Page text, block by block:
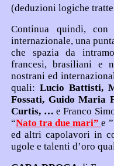
Continua quindi, con grande
internazionale, una puntata che ci offre una scaletta
che spazia da intramontabili successi classici mondiali
francesi, brasiliani e napoletani, sino alle creazioni dei
nostrani ed internazionali parolieri, compositori e
quali: Lucio Battisti, Mogol, Domenico
Fossati, Guido Maria Ferilli, Mariella Nava, Antonio De
Curtis, … e Franco Simone con
“
Nato tra due mari” e
ed altri capolavori in collaborazione artistica dal vivo con
ugole e talenti d’oro